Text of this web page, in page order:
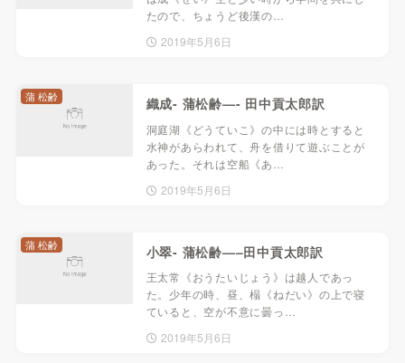
たので、ちょうど後漢の…
2019年5月6日
織成- 蒲松齢—- 田中貢太郎訳
洞庭湖《どうていこ》の中には時とすると
水神があらわれて、舟を借りて遊ぶことが
あった。それは空船《あ…
2019年5月6日
蒲 松齢
小翠- 蒲松齢—–田中貢太郎訳
王太常《おうたいじょう》は越人であっ
た。少年の時、昼、榻《ねだい》の上で寝
ていると、空が不意に曇っ…
2019年5月6日
蒲 松齢